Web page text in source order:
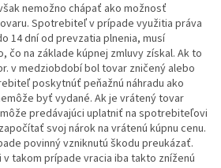
nemožno chápať ako možnosť
Spotrebiteľ v prípade využitia práva
14 dní od prevzatia plnenia, musí
na základe kúpnej zmluvy získal. Ak to
v medziobdobí bol tovar zničený alebo
poskytnúť peňažnú náhradu ako
byť vydané. Ak je vrátený tovar
predávajúci uplatniť na spotrebiteľovi
svoj nárok na vrátenú kúpnu cenu.
povinný vzniknutú škodu preukázať.
takom prípade vracia iba takto zníženú